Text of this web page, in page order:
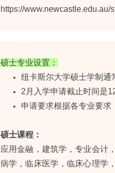
https://www.newcastle.edu.au/
硕士专业设置：
纽卡斯尔大学硕士学制通
2月入学申请截止时间是
申请要求根据各专业要求
硕士课程：
应用金融，建筑学，专业会计
病学，临床医学，临床心理学